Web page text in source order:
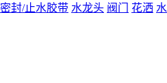
密封/止水胶带 水龙头 阀门 花洒 水